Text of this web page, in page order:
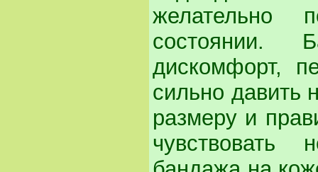
желательно
состоянии.
дискомфорт,
сильно давить
размеру и
чувствовать